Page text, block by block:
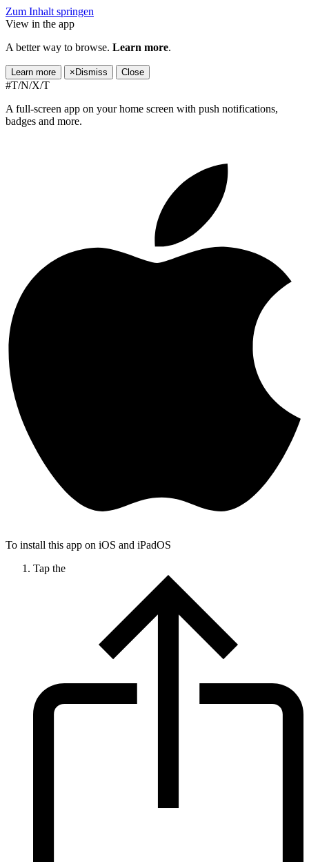
Zum Inhalt springen
View in the app
A better way to browse. Learn more.
Learn more × Dismiss Close
#T/N/X/T
A full-screen app on your home screen with push notifications,
badges and more.
To install this app on iOS and iPadOS
Tap the